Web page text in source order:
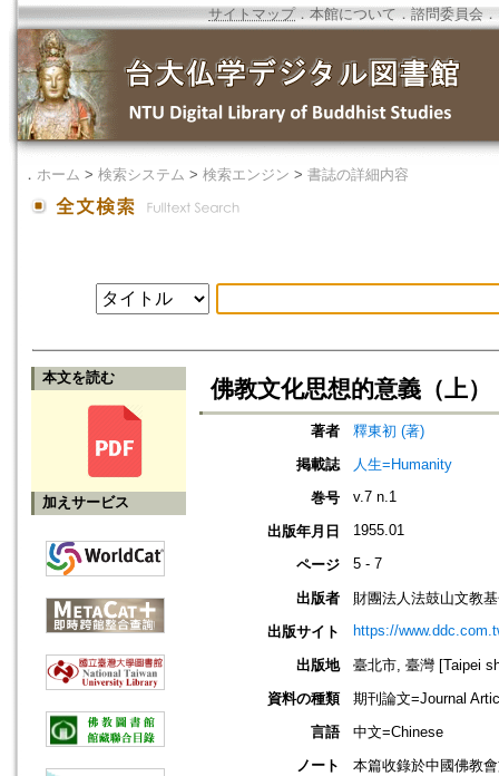
サイトマップ．本館について ． 諮問委員会 ．
． ホーム > 検索システム > 検索エンジン > 書誌の詳細内容
本文を読む
加えサービス
佛教文化思想的意義（上）
著者
釋東初 (著)
掲載誌
人生=Humanity
巻号
v.7 n.1
出版年月日 1955.01
ページ 5 - 7
出版者
財團法人法鼓山文教
出版サイト
https://
出版地
臺北市, 臺灣 [Taipei
資料の種類
期刊論文=Journal
言語
中文=Chinese
ノート
本篇收錄於中國佛教